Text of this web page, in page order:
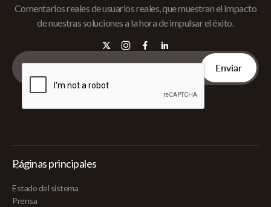
Comentarios reales de usuarios reales, que muestran el impacto
de nuestras soluciones a la hora de impulsar el éxito.
Páginas principales
Estado del sistema
Prensa